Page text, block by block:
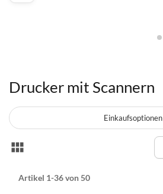
Drucker mit Scannern
Anzeigen
Liste
Artikel 1-36von 50
Einkaufsoptionen